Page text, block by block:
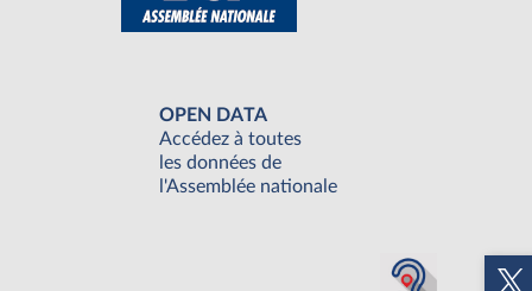
OPEN DATA
Accédez à toutes
les données de
l'Assemblée nationale